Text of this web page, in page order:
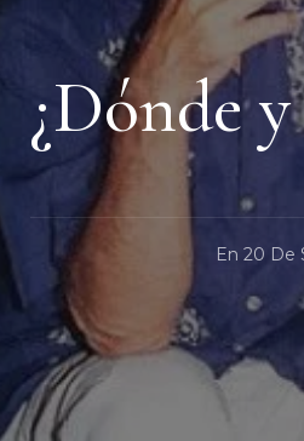
¿Dónde
En 20 De